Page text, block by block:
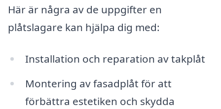
Här är några av de uppgifter en
plåtslagare kan hjälpa dig med:
Installation och reparation av takplåt
Montering av fasadplåt för att
förbättra estetiken och skydda